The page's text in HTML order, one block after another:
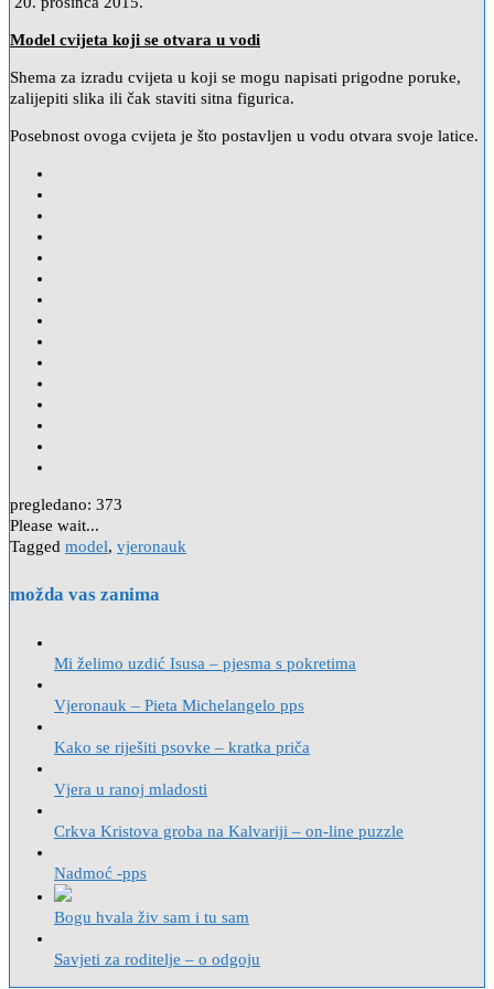
Model cvijeta koji se otvara u vodi
Shema za izradu cvijeta u koji se mogu napisati prigodne poruke,
zalijepiti slika ili čak staviti sitna figurica.
Posebnost ovoga cvijeta je što postavljen u vodu otvara svoje latice.
pregledano: 373
Please wait...
Tagged model, vjeronauk
možda vas zanima
Mi želimo uzdić Isusa – pjesma s pokretima
Vjeronauk – Pieta Michelangelo pps
Kako se riješiti psovke – kratka priča
Vjera u ranoj mladosti
Crkva Kristova groba na Kalvariji – on-line puzzle
Nadmoć -pps
Bogu hvala živ sam i tu sam
Savjeti za roditelje – o odgoju